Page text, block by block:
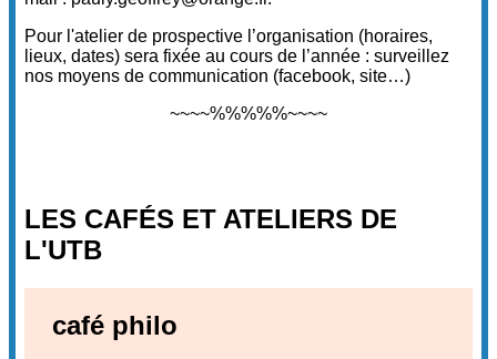
Pour l'atelier de prospective l’organisation (horaires,
lieux, dates) sera fixée au cours de l’année : surveillez
nos moyens de communication (facebook, site…)
~~~~%%%%%~~~~
LES CAFÉS ET ATELIERS DE
L'UTB
café philo